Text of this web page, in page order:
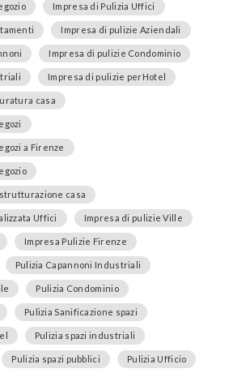
Impresa di Pulizia Uffici
Impresa di pulizie Aziendali
Impresa di pulizie Condominio
Impresa di pulizie perHotel
casa
a Firenze
casa
Uffici Impresa di pulizie Ville
Impresa Pulizie Firenze
Pulizia Capannoni Industriali
Pulizia Condominio
Pulizia Sanificazione spazi
Pulizia spazi industriali
Pulizia spazi pubblici Pulizia Ufficio